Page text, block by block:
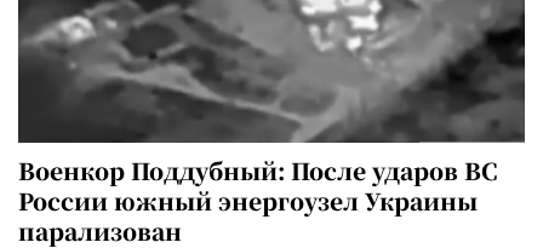
Военкор Поддубный: После ударов ВС
России южный энергоузел Украины
парализован